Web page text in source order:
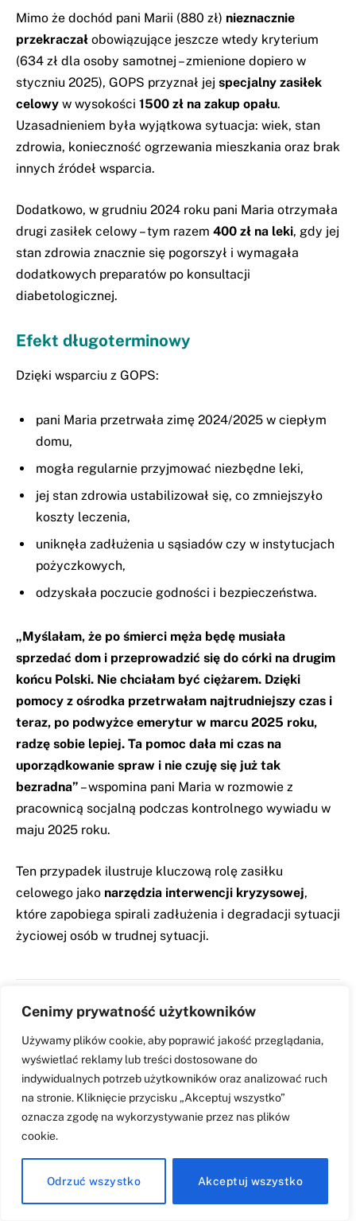
Cenimy prywatność użytkowników
Używamy plików cookie, aby poprawić jakość przeglądania,
wyświetlać reklamy lub treści dostosowane do
indywidualnych potrzeb użytkowników oraz analizować ruch
na stronie. Kliknięcie przycisku „Akceptuj wszystko”
oznacza zgodę na wykorzystywanie przez nas plików
cookie.
Odrzuć wszystko Akceptuj wszystko
Mimo że dochód pani Marii (880 zł) nieznacznie
przekraczał obowiązujące jeszcze wtedy kryterium
(634 zł dla osoby samotnej – zmienione dopiero w
styczniu 2025), GOPS przyznał jej specjalny zasiłek
celowy w wysokości 1500 zł na zakup opału.
Uzasadnieniem była wyjątkowa sytuacja: wiek, stan
zdrowia, konieczność ogrzewania mieszkania oraz brak
innych źródeł wsparcia.
Dodatkowo, w grudniu 2024 roku pani Maria otrzymała
drugi zasiłek celowy – tym razem 400 zł na leki, gdy jej
stan zdrowia znacznie się pogorszył i wymagała
dodatkowych preparatów po konsultacji
diabetologicznej.
Efekt długoterminowy
Dzięki wsparciu z GOPS:
pani Maria przetrwała zimę 2024/2025 w ciepłym
domu,
mogła regularnie przyjmować niezbędne leki,
jej stan zdrowia ustabilizował się, co zmniejszyło
koszty leczenia,
uniknęła zadłużenia u sąsiadów czy w instytucjach
pożyczkowych,
odzyskała poczucie godności i bezpieczeństwa.
„Myślałam, że po śmierci męża będę musiała
sprzedać dom i przeprowadzić się do córki na drugim
końcu Polski. Nie chciałam być ciężarem. Dzięki
pomocy z ośrodka przetrwałam najtrudniejszy czas i
teraz, po podwyżce emerytur w marcu 2025 roku,
radzę sobie lepiej. Ta pomoc dała mi czas na
uporządkowanie spraw i nie czuję się już tak
bezradna” – wspomina pani Maria w rozmowie z
pracownicą socjalną podczas kontrolnego wywiadu w
maju 2025 roku.
Ten przypadek ilustruje kluczową rolę zasiłku
celowego jako narzędzia interwencji kryzysowej,
które zapobiega spirali zadłużenia i degradacji sytuacji
życiowej osób w trudnej sytuacji.
Zasiłek celowy w świetle badań
naukowych
Rola w przeciwdziałaniu wykluczeniu
społecznemu
Badania naukowe prowadzone w Polsce potwierdzają,
że zasiłek celowy stanowi
skuteczne narzędzie
przeciwdziałania wykluczeniu społecznemu. Jak